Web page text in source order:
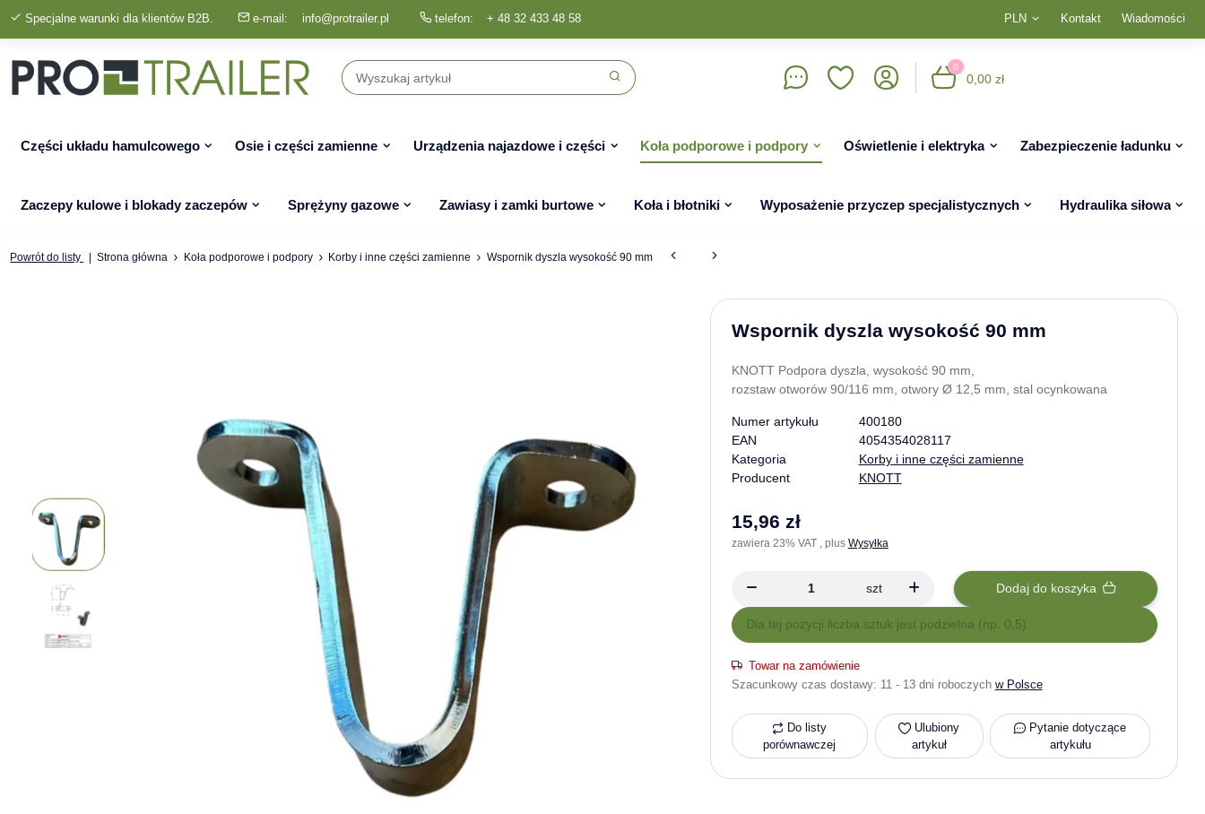
PLN Kontakt Wiadomości
Specjalne warunki dla klientów B2B. e-mail: info@protrailer.pl telefon: + 48 32 433 48 58
0
0,00 zł
Części układu hamulcowego Osie i części zamienne Urządzenia najazdowe i części Koła podporowe i podpory Oświetlenie i elektryka Zabezpieczenie ładunku
Zaczepy kulowe i blokady zaczepów Sprężyny gazowe Zawiasy i zamki burtowe Koła i błotniki Wyposażenie przyczep specjalistycznych Hydraulika siłowa
Powrót do listy Strona główna Koła podporowe i podpory Korby i inne części zamienne Wspornik dyszla wysokość 90 mm
Wspornik dyszla wysokość 90 mm
KNOTT Podpora dyszla, wysokość 90 mm,
rozstaw otworów 90/116 mm, otwory Ø 12,5 mm, stal ocynkowana
Numer artykułu
400180
EAN
4054354028117
Kategoria
Korby i inne części zamienne
Producent
KNOTT
15,96 zł
zawiera 23% VAT , plus Wysyłka
szt Dodaj do koszyka
x
Dla tej pozycji liczba sztuk jest podzielna (np. 0,5).
Towar na zamówienie
Szacunkowy czas dostawy: 11 - 13 dni roboczych w Polsce
Do listy
porównawczej
Ulubiony
artykuł
Pytanie dotyczące
artykułu